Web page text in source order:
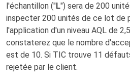
l'échantillon ("L") sera de 200
inspecter 200 unités de ce lot de
l'application d'un niveau AQL de
constaterez que le nombre
est de 10. Si TIC trouve 11
rejetée par le client.